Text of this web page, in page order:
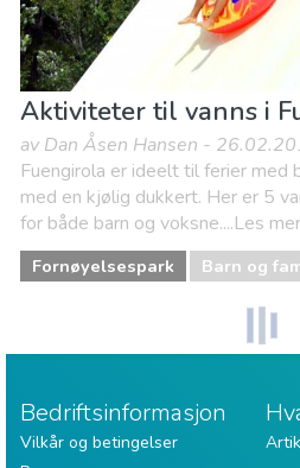
Aktiviteter til vanns i
av Dan Åsen Hansen -
Fuengirola er ideelt til ferier med
med en kjølig dukkert. Her er 5
for både barn og voksne....Les mer
Fornøyelsespark Barn og
Bedriftsinformasjon
Vilkår og betingelser